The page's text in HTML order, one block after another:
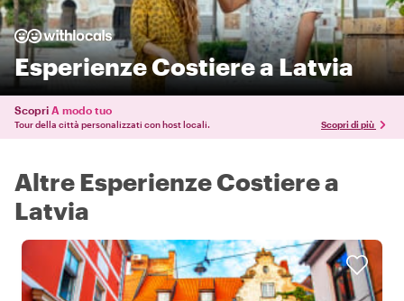
Esperienze Costiere a Latvia
Scopri A modo tuo
Tour della città personalizzati con host locali. Scopri di più
Altre Esperienze Costiere a
Latvia